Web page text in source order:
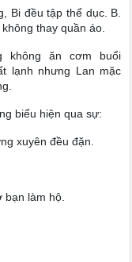
Bi đều tập thể dục. B.
thay quần áo.
không ăn cơm buổi
lạnh nhưng Lan mặc
biểu hiện qua sự:
xuyên đều đặn.
làm hộ.